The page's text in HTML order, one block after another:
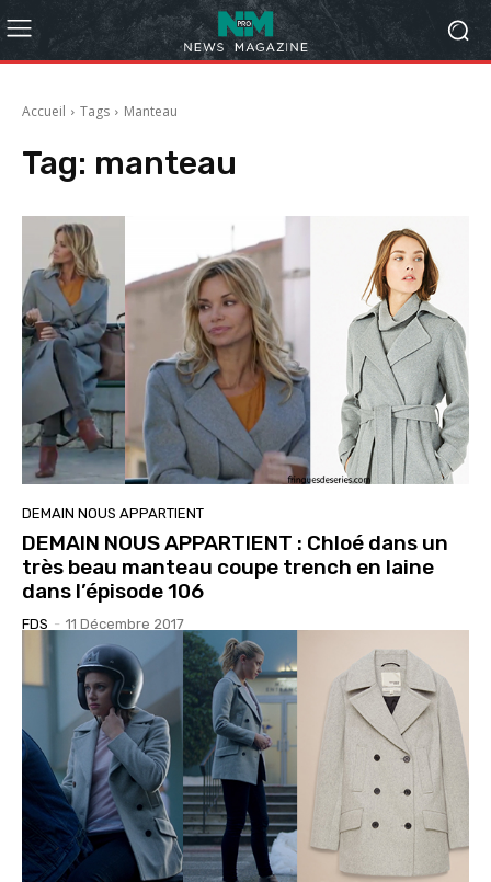
Accueil Tags Manteau
Tag: manteau
DEMAIN NOUS APPARTIENT
DEMAIN NOUS APPARTIENT : Chloé dans un
très beau manteau coupe trench en laine
dans l’épisode 106
FDS - 11 Décembre 2017